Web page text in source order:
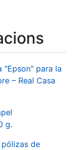
"Epson" para la
– Real Casa
g.
de